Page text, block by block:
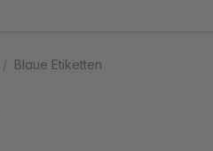
Blaue Etiketten